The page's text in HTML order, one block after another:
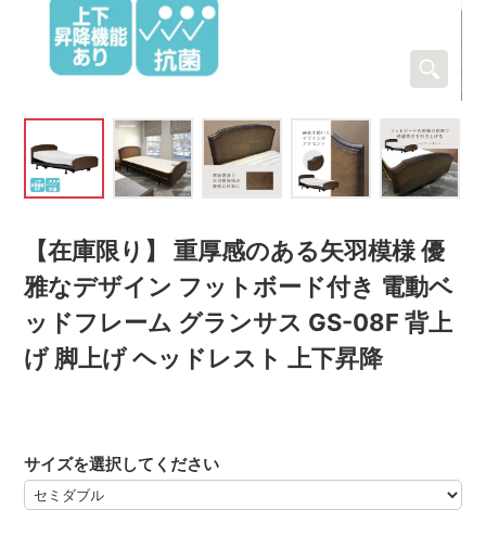
【在庫限り】 重厚感のある矢羽模様 優
雅なデザイン フットボード付き 電動ベ
ッドフレーム グランサス GS-08F 背上
げ 脚上げ ヘッドレスト 上下昇降
サイズを選択してください